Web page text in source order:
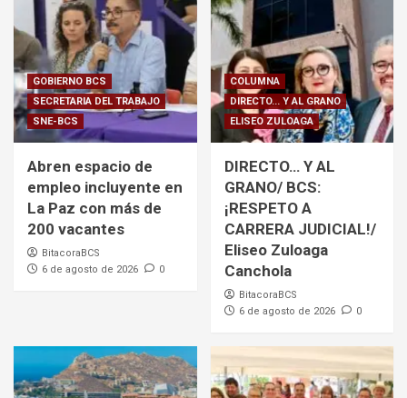
GOBIERNO BCS
SECRETARIA DEL TRABAJO
SNE-BCS
Abren espacio de
empleo incluyente en
La Paz con más de
200 vacantes
BitacoraBCS
6 de agosto de 2026
0
COLUMNA
DIRECTO... Y AL GRANO
ELISEO ZULOAGA
DIRECTO… Y AL
GRANO/ BCS:
¡RESPETO A
CARRERA JUDICIAL!/
Eliseo Zuloaga
Canchola
BitacoraBCS
6 de agosto de 2026
0